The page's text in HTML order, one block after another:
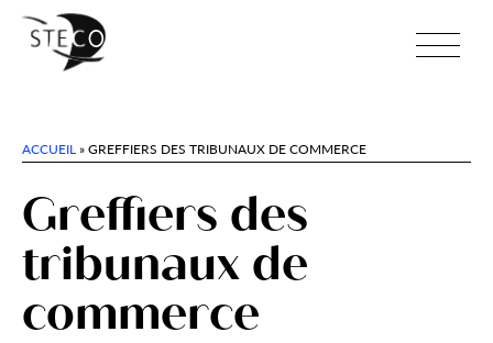
ACCUEIL»GREFFIERS DES TRIBUNAUX DE COMMERCE
Greffiers des
tribunaux de
commerce